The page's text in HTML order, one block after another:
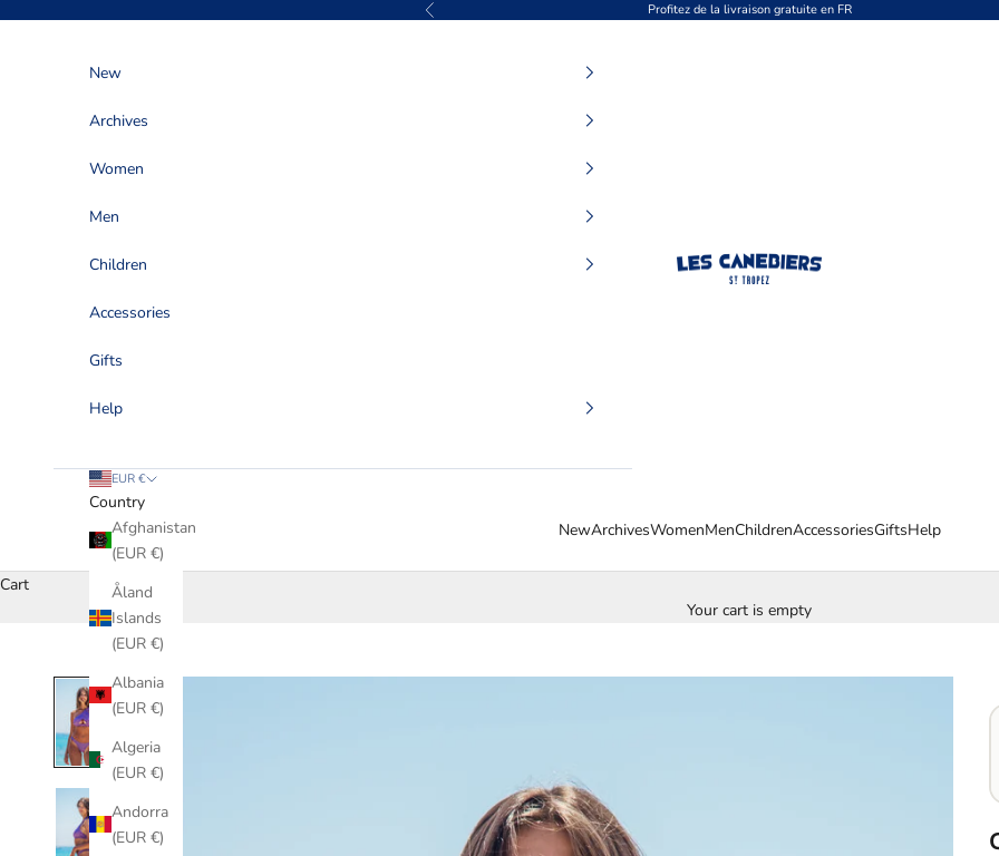
Previous Profitez de la livraison gratuite en FR
Les Canebiers
NewArchivesWomenMenChildrenAccessoriesGiftsHelp
New
Archives
Women
Men
Children
Accessories
Gifts
Help
EUR €
Country
Afghanistan
(EUR €)
Åland
Islands
(EUR €)
Albania
(EUR €)
Algeria
(EUR €)
Andorra
(EUR €)
Cart
Your cart is empty